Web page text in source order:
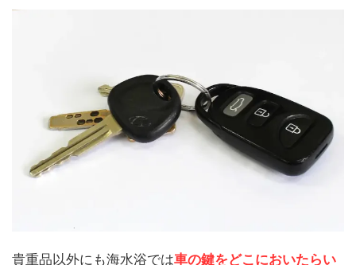
貴重品以外にも海水浴では車の鍵をどこにおいたらい